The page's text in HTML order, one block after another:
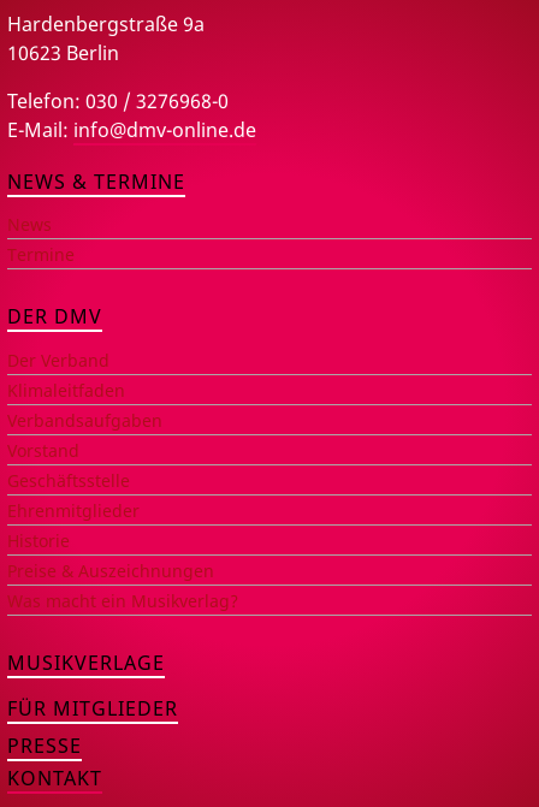
DMV – Verband Deutscher Musikverlage e.V.
Hardenbergstraße 9a
10623 Berlin
Telefon: 030 / 3276968-0
E-Mail: info@dmv-online.de
NEWS & TERMINE
News
Termine
DER DMV
Der Verband
Klimaleitfaden
Verbandsaufgaben
Vorstand
Geschäftsstelle
Ehrenmitglieder
Historie
Preise & Auszeichnungen
Was macht ein Musikverlag?
MUSIKVERLAGE
FÜR MITGLIEDER
PRESSE
KONTAKT